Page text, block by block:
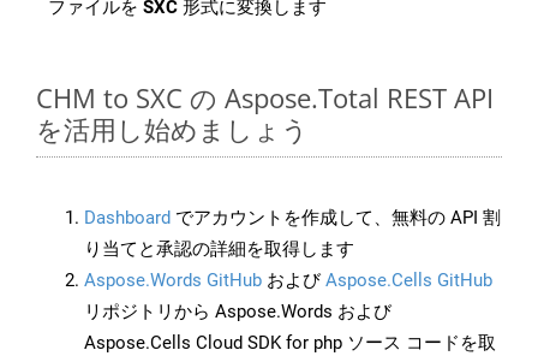
ファイルを SXC 形式に変換します
CHM to SXC の Aspose.Total REST API
を活用し始めましょう
Dashboard でアカウントを作成して、無料の API 割
り当てと承認の詳細を取得します
Aspose.Words GitHub およびAspose.Cells GitHub
リポジトリから Aspose.Words および
Aspose.Cells Cloud SDK for php ソース コードを取